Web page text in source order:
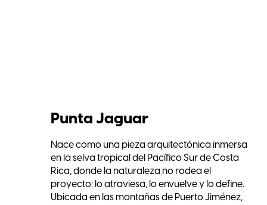
Punta Jaguar
Nace como una pieza arquitectónica inmersa
en la selva tropical del Pacífico Sur de Costa
Rica, donde la naturaleza no rodea el
proyecto: lo atraviesa, lo envuelve y lo define.
Ubicada en las montañas de Puerto Jiménez,